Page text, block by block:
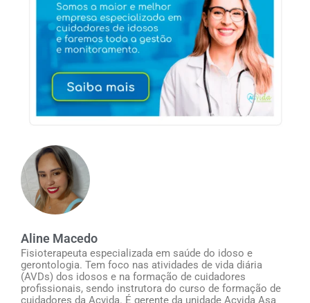
Aline Macedo
Fisioterapeuta especializada em saúde do idoso e
gerontologia. Tem foco nas atividades de vida diária
(AVDs) dos idosos e na formação de cuidadores
profissionais, sendo instrutora do curso de formação de
cuidadores da Acvida. É gerente da unidade Acvida Asa